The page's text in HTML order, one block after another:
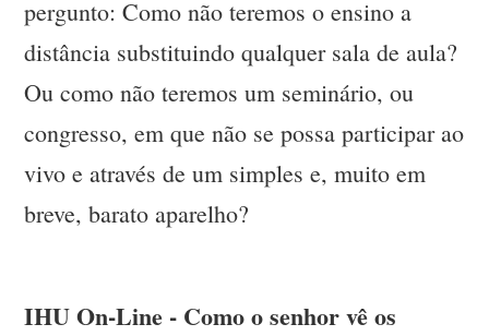
pergunto: Como não teremos o ensino a
distância substituindo qualquer sala de aula?
Ou como não teremos um seminário, ou
congresso, em que não se possa participar ao
vivo e através de um simples e, muito em
breve, barato aparelho?
IHU On-Line - Como o senhor vê os